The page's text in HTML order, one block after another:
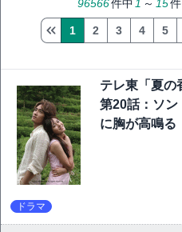
96566件中 1 ～ 15
1 2 3 4 5
テレ東「夏の
第20話：ソン
に胸が高鳴る
ドラマ